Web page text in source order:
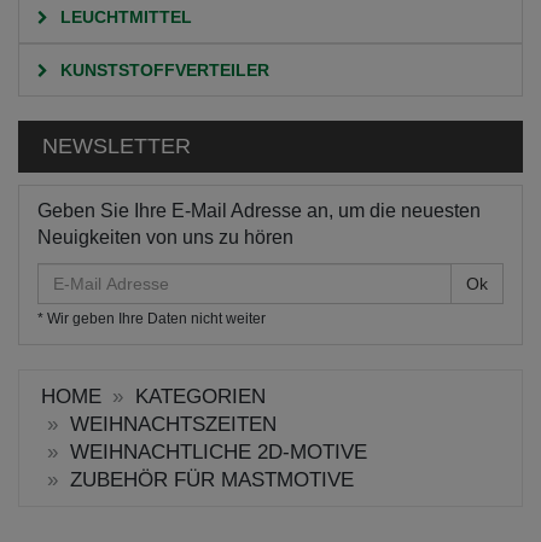
LEUCHTMITTEL
KUNSTSTOFFVERTEILER
NEWSLETTER
Geben Sie Ihre E-Mail Adresse an, um die neuesten
Neuigkeiten von uns zu hören
Mail
Adresse
* Wir geben Ihre Daten nicht weiter
HOME
KATEGORIEN
WEIHNACHTSZEITEN
WEIHNACHTLICHE 2D-MOTIVE
ZUBEHÖR FÜR MASTMOTIVE